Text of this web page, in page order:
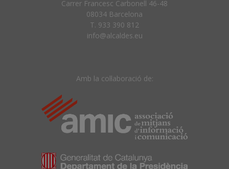
Carrer Francesc Carbonell 46-48
08034 Barcelona
T. 933 390 812
info@alcaldes.eu
Amb la col·laboració de: